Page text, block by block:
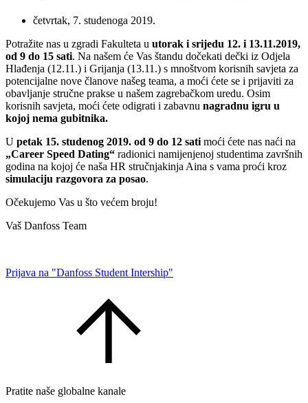
četvrtak, 7. studenoga 2019.
Potražite nas u zgradi Fakulteta u utorak i srijedu 12. i 13.11.2019,
od 9 do 15 sati. Na našem će Vas štandu dočekati dečki iz Odjela
Hlađenja (12.11.) i Grijanja (13.11.) s mnoštvom korisnih savjeta za
potencijalne nove članove našeg teama, a moći ćete se i prijaviti za
obavljanje stručne prakse u našem zagrebačkom uredu. Osim
korisnih savjeta, moći ćete odigrati i zabavnu nagradnu igru u
kojoj nema gubitnika.
U petak 15. studenog 2019. od 9 do 12 sati moći ćete nas naći na
„Career Speed Dating“ radionici namijenjenoj studentima završnih
godina na kojoj će naša HR stručnjakinja Aina s vama proći kroz
simulaciju razgovora za posao.
Očekujemo Vas u što većem broju!
Vaš Danfoss Team
Prijava na "Danfoss Student Intership"
Pratite naše globalne kanale